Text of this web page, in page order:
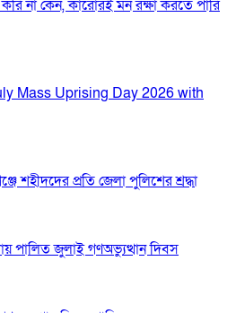
না কেন, কারোরই মন রক্ষা করতে পারি
Mass Uprising Day 2026 with
শহীদদের প্রতি জেলা পুলিশের শ্রদ্ধা
পালিত জুলাই গণঅভ্যুত্থান দিবস